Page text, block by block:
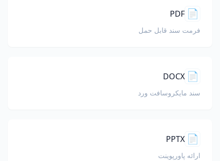
📄
PDF
فرمت سند قابل حمل
📄
DOCX
سند مایکروسافت ورد
📄
PPTX
ارائه پاورپوینت